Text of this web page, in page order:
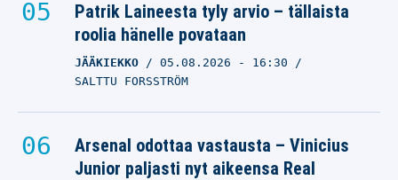
Patrik Laineesta tyly arvio – tällaista
roolia hänelle povataan
JÄÄKIEKKO 05.08.2026 - 16:30
SALTTU FORSSTRÖM
Arsenal odottaa vastausta – Vinicius
Junior paljasti nyt aikeensa Real